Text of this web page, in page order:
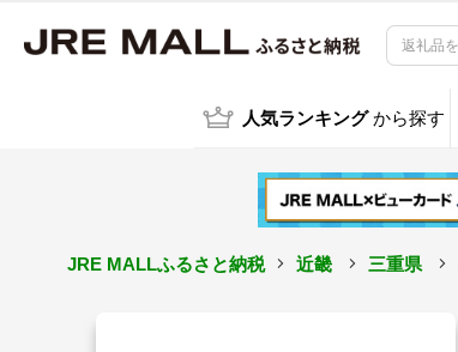
人気ランキング から探す
JRE MALLふるさと納税 近畿 三重県